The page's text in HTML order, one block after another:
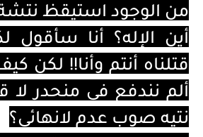
من الوجود استيقظ نتشة
أين الإله؟ أنا سأقول
قتلناه أنتم وأنا!! لكن
ألم نندفع في منحدر لا
نتيه صوب عدم لانهائي؟